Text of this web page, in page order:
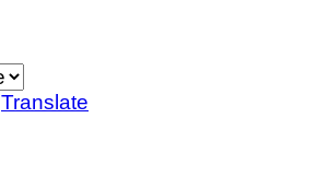
Translate